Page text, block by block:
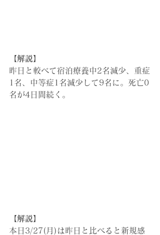
【解説】
昨日と較べて宿泊療養中2名減少、 重症
1名、中等症1名減少して9名に。死亡0
名が4日間続く。
【解説】
本日3/27(月)は昨日と比べると新規感